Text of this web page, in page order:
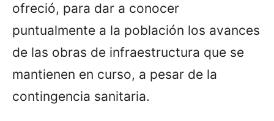
ofreció, para dar a conocer
puntualmente a la población los avances
de las obras de infraestructura que se
mantienen en curso, a pesar de la
contingencia sanitaria.